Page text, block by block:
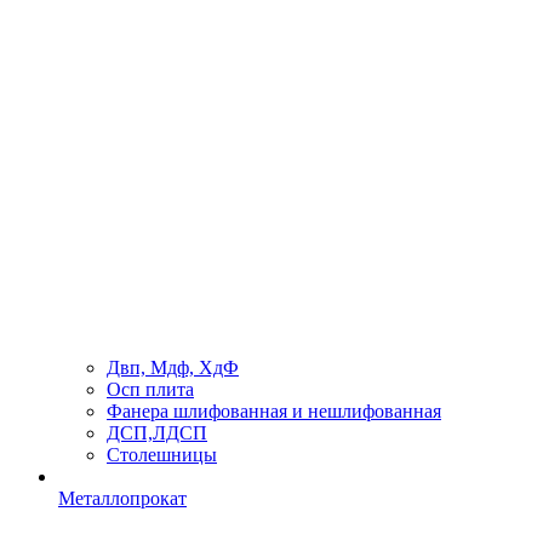
Двп, Мдф, ХдФ
Осп плита
Фанера шлифованная и нешлифованная
ДСП,ЛДСП
Столешницы
Металлопрокат